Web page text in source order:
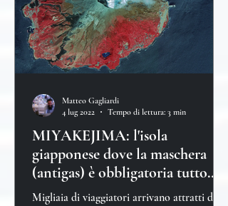
MIYAKEJIMA: l'isola
giapponese dove la maschera
(antigas) è obbligatoria tutto
l'anno
Migliaia di viaggiatori arrivano attratti dal
Matteo Gagliardi
4 lug 2022
Tempo di lettura: 3 min